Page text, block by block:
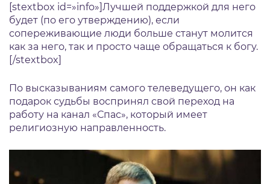
[stextbox id=»info»]Лучшей поддержкой для него
будет (по его утверждению), если
сопереживающие люди больше станут молится
как за него, так и просто чаще обращаться к богу.
[/stextbox]
По высказываниям самого телеведущего, он как
подарок судьбы воспринял свой переход на
работу на канал «Спас», который имеет
религиозную направленность.